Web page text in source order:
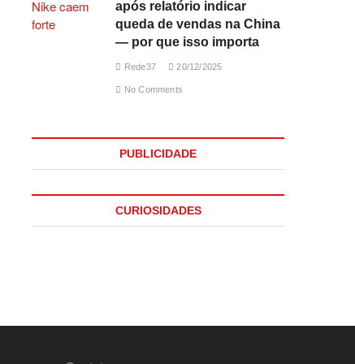
após relatório indicar
queda de vendas na China
— por que isso importa
Rede37 20/12/2025
No Comments
PUBLICIDADE
CURIOSIDADES